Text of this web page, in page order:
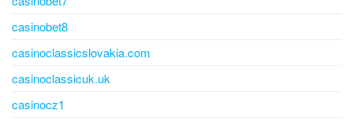
casinobet8
casinoclassicslovakia.com
casinoclassicuk.uk
casinocz1